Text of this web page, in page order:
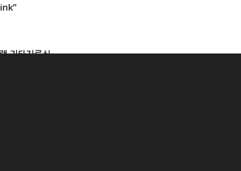
기타자료실...